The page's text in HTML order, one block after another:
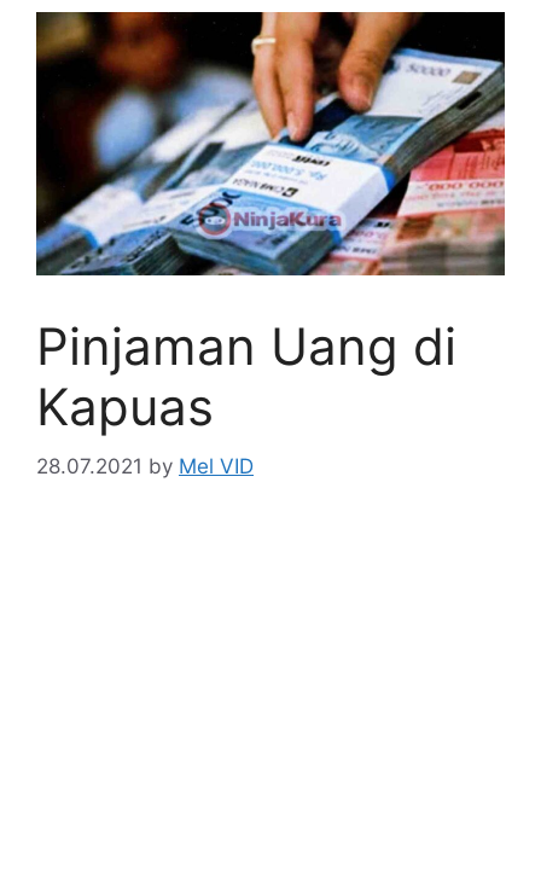
Pinjaman Uang di
Kapuas
28.07.2021 by Mel VID